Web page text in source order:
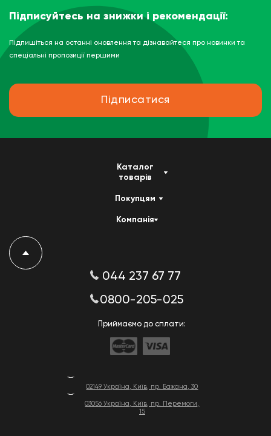
Підписуйтесь на знижки і рекомендації:
Підпишіться на останні оновлення та дізнавайтеся про новинки та
спеціальні пропозиції першими
Підписатися
02149 Україна, Київ, пр. Бажана, 30
03056 Україна, Київ, пр. Перемоги,
15
Каталог
товарів
Покупцям
Компанія
044 237 67 77
0800-205-025
Приймаємо до сплати: